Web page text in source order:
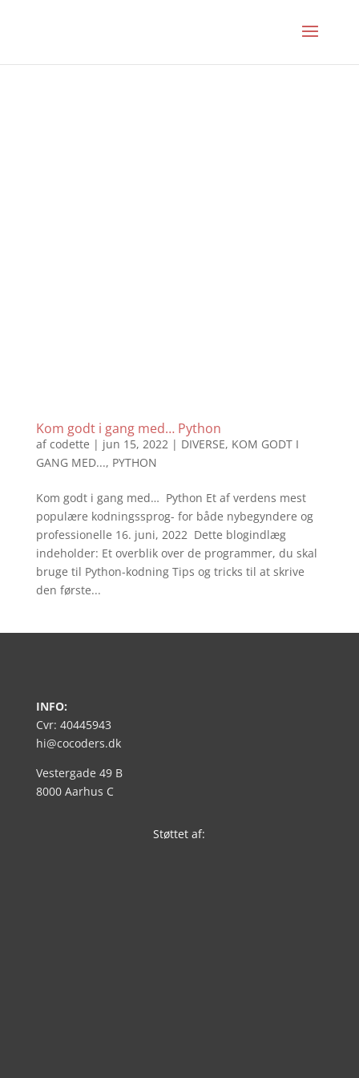
Kom godt i gang med… Python
afcodette | jun 15, 2022| DIVERSE, KOM GODT I
GANG MED..., PYTHON
Kom godt i gang med… Python Et af verdens mest
populære kodningssprog- for både nybegyndere og
professionelle 16. juni, 2022 Dette blogindlæg
indeholder: Et overblik over de programmer, du skal
bruge til Python-kodning Tips og tricks til at skrive
den første...
INFO:
Cvr: 40445943
hi@cocoders.dk
Vestergade 49 B
8000 Aarhus C
Støttet af: